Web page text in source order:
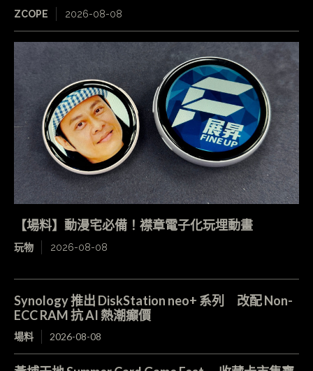
ZCOPE 2026-08-08
【場料】動漫宅必備！襟章電子化玩埋動畫
玩物 2026-08-08
Synology 推出 DiskStation neo+ 系列 改配 Non-
ECC RAM 抗 AI 熱潮癲價
場料 2026-08-08